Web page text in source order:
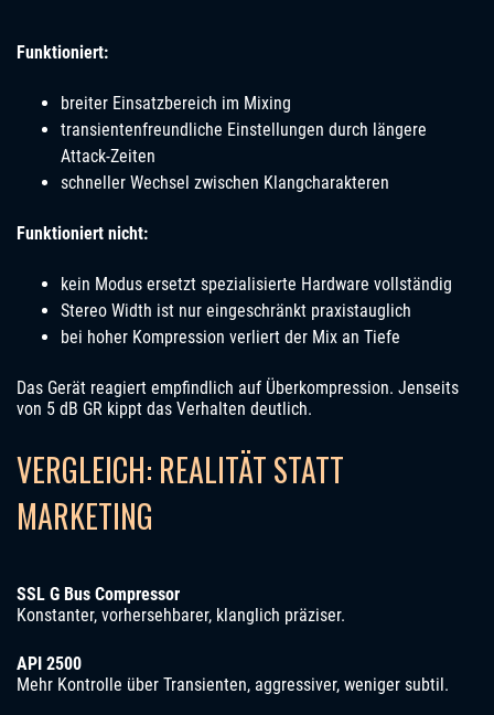
Funktioniert:
breiter Einsatzbereich im Mixing
transientenfreundliche Einstellungen durch längere
Attack-Zeiten
schneller Wechsel zwischen Klangcharakteren
Funktioniert nicht:
kein Modus ersetzt spezialisierte Hardware vollständig
Stereo Width ist nur eingeschränkt praxistauglich
bei hoher Kompression verliert der Mix an Tiefe
Das Gerät reagiert empfindlich auf Überkompression. Jenseits
von 5 dB GR kippt das Verhalten deutlich.
VERGLEICH: REALITÄT STATT
MARKETING
SSL G Bus Compressor
Konstanter, vorhersehbarer, klanglich präziser.
API 2500
Mehr Kontrolle über Transienten, aggressiver, weniger subtil.